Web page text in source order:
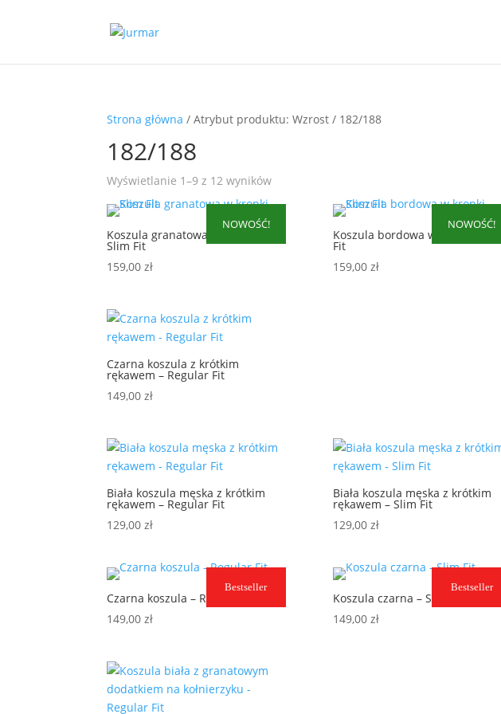
Strona główna / Atrybut produktu: Wzrost / 182/188
182/188
Wyświetlanie 1–9 z 12 wynikówPosortowane
najnowszych
NOWOŚĆ!
Koszula granatowa w kropki –
Slim Fit
159,00zł
NOWOŚĆ!
Koszula bordowa w kropki – Slim
Fit
159,00 zł
Czarna koszula z krótkim
rękawem – Regular Fit
149,00zł
Biała koszula męska z krótkim
rękawem – Regular Fit
129,00zł
Biała koszula męska z krótkim
rękawem – Slim Fit
129,00 zł
Bestseller
Czarna koszula – Regular Fit
149,00zł
Bestseller
Koszula czarna – Slim Fit
149,00 zł